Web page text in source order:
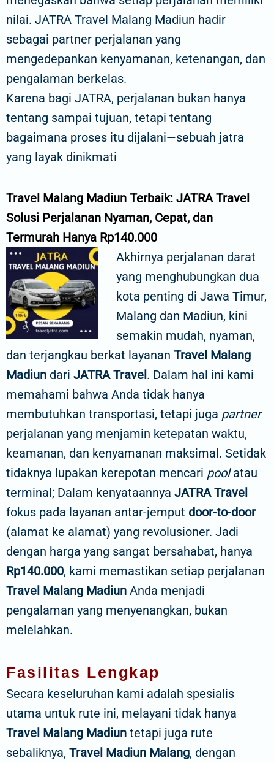
nilai. JATRA Travel Malang Madiun hadir
sebagai partner perjalanan yang
mengedepankan kenyamanan, ketenangan, dan
pengalaman berkelas.
Karena bagi JATRA, perjalanan bukan hanya
tentang sampai tujuan, tetapi tentang
bagaimana proses itu dijalani—sebuah jatra
yang layak dinikmati
Travel Malang Madiun Terbaik: JATRA Travel
Solusi Perjalanan Nyaman, Cepat, dan
Termurah Hanya Rp140.000
Akhirnya perjalanan darat
yang menghubungkan dua
kota penting di Jawa Timur,
Malang dan Madiun, kini
semakin mudah, nyaman,
dan terjangkau berkat layanan Travel Malang
Madiun dari JATRA Travel. Dalam hal ini kami
memahami bahwa Anda tidak hanya
membutuhkan transportasi, tetapi juga partner
perjalanan yang menjamin ketepatan waktu,
keamanan, dan kenyamanan maksimal. Setidak
tidaknya lupakan kerepotan mencari poolatau
terminal; Dalam kenyataannya JATRA Travel
fokus pada layanan antar-jemput door-to-door
(alamat ke alamat) yang revolusioner. Jadi
dengan harga yang sangat bersahabat, hanya
Rp140.000, kami memastikan setiap perjalanan
Travel Malang Madiun Anda menjadi
pengalaman yang menyenangkan, bukan
melelahkan.
Fasilitas Lengkap
Secara keseluruhan kami adalah spesialis
utama untuk rute ini, melayani tidak hanya
Travel Malang Madiun tetapi juga rute
sebaliknya, Travel Madiun Malang, dengan